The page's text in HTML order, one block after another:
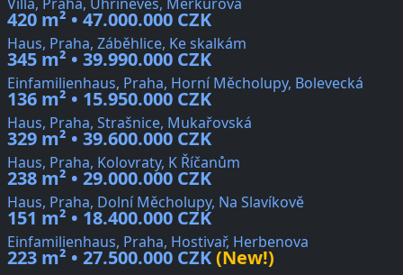
420 m² • 47.000.000 CZK
Haus, Praha, Záběhlice, Ke skalkám
345 m² • 39.990.000 CZK
Einfamilienhaus, Praha, Horní Měcholupy, Bolevecká
136 m² • 15.950.000 CZK
Haus, Praha, Strašnice, Mukařovská
329 m² • 39.600.000 CZK
Haus, Praha, Kolovraty, K Říčanům
238 m² • 29.000.000 CZK
Haus, Praha, Dolní Měcholupy, Na Slavíkově
151 m² • 18.400.000 CZK
Einfamilienhaus, Praha, Hostivař, Herbenova
223 m² • 27.500.000 CZK(New!)